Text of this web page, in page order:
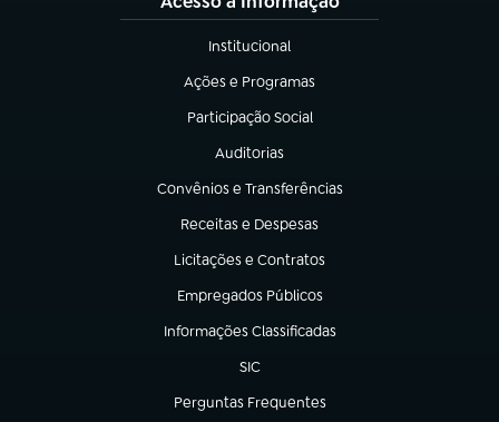
Institucional
(abre em nova aba)
Ações e Programas
(abre em nova aba)
Participação Social
(abre em nova aba)
Auditorias
(abre em nova aba)
Convênios e Transferências
(abre em nova aba)
Receitas e Despesas
(abre em nova aba)
Licitações e Contratos
(abre em nova aba)
Empregados Públicos
(abre em nova aba)
Informações Classificadas
(abre em nova aba)
SIC
(abre em nova aba)
Perguntas Frequentes
(abre em nova aba)